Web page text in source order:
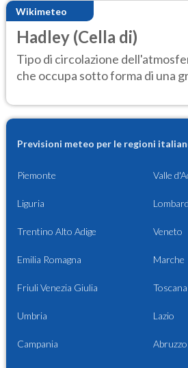
Wikimeteo
Hadley (Cella di)
Tipo di circolazione
che occupa sotto forma di una
Previsioni meteo per le regioni
Piemonte Valle
Liguria
Trentino Alto Adige Veneto
Emilia Romagna Marche
Friuli Venezia Giulia Toscana
Umbria Lazio
Campania Abruzzo